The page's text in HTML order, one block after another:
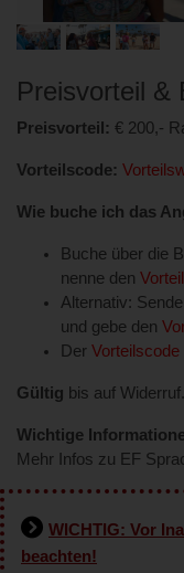
Preisvorteil &
Preisvorteil: € 200,-
Vorteilscode:
Wie buche ich das
Buche über die
nenne den
Alternativ:
und gebe den
Der Vorteilscode
Gültig bis auf Widerruf.
Wichtige
Mehr Infos zu EF
WICHTIG: Vor
beachten!